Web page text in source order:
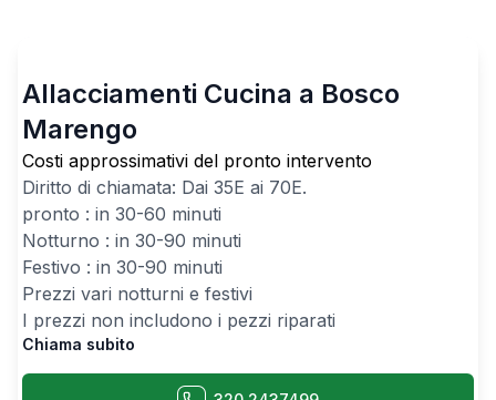
Allacciamenti Cucina a Bosco
Marengo
Costi approssimativi del pronto intervento
Diritto di chiamata: Dai 35E ai 70E.
pronto : in 30-60 minuti
Notturno : in 30-90 minuti
Festivo : in 30-90 minuti
Prezzi vari notturni e festivi
I prezzi non includono i pezzi riparati
Chiama subito